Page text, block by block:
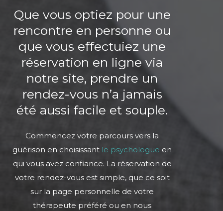
Que vous optiez pour une
rencontre en personne ou
que vous effectuiez une
réservation en ligne via
notre site, prendre un
rendez-vous n’a jamais
été aussi facile et souple.
Commencez votre parcours vers la
guérison en choisissant le psychologue en
qui vous avez confiance. La réservation de
votre rendez-vous est simple, que ce soit
sur la page personnelle de votre
thérapeute préféré ou en nous